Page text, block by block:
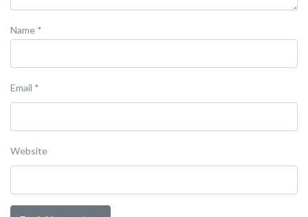
Name *
Email *
Website